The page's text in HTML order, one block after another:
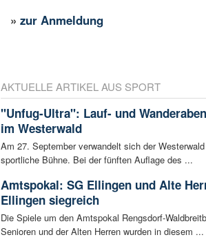
»zur Anmeldung
AKTUELLE ARTIKEL AUS SPORT
"Unfug-Ultra": Lauf- und
im Westerwald
Am 27. September verwandelt sich der
sportliche Bühne. Bei der fünften Auflage des ...
Amtspokal: SG Ellingen und Alte
Ellingen siegreich
Die Spiele um den Amtspokal Rengsdorf-
Senioren und der Alten Herren wurden in diesem ...